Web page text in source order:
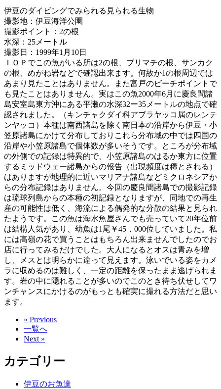
伊豆のダイビングでみられる見られる生物
撮影地：伊豆海洋公園
撮影ポイント：2の根
水深：25メートル
撮影日：1999年1月10日
ＩＯＰでこの魚がいる所は2の根、ブリマチの根、サンカク
の根、めがね岩などで確認出来ます。何故か1の根周辺では
あまり見たことはありません。また富戸のビーチポイントで
も見たことはありません。実はこの魚2000年6月に慶良間諸
島安室島東方沖にある平瀬の水深32ー35メートルの地点で確
認されました。（キンチャクダイ科アブラヤッコ属のレンテ
ンヤッコ）本種は南西諸島を除く南日本の沿岸から伊豆・小
笠原諸島にかけて分布しておりこれら分布域の中では四国の
沿岸や小笠原諸島で個体数が多いそうです。ところが分布域
の外側での記録は特異的で、小笠原諸島のはるか東方に位置
するミッドウェー諸島からの報告（出現頻度は稀とされる）
はありますが地理的に近いマリアナ諸島などミクロネシアか
らの分布記録はありません。今回の慶良間諸島での撮影記録
は琉球列島からの本種の初記録となりますが、同地での再生
産の可能性は低く、海流による偶発的な分散の結果と見られ
たようです。この魚は海水魚屋さんでも売っていて20年位前
は結構人気があり、幼魚は1尾￥45，000位していました。私
には高嶺の花で買うことはもちろん出来ませんでしたのでお
店に行ってみるだけでした。大人になるとオスは青みを増
し、メスとは明らかに違って見えます。泳いでいる姿をカメ
ラに収めるのは難しく、一定の距離を保ったまま逃げられま
す。岩の中に隠れることが多いのでこのとき待ち伏せしてワ
ンチャンスにかけるのがもっとも確実に撮れる方法だと思い
ます。
« Previous
一覧へ
Next »
カテゴリー
伊豆のお魚達